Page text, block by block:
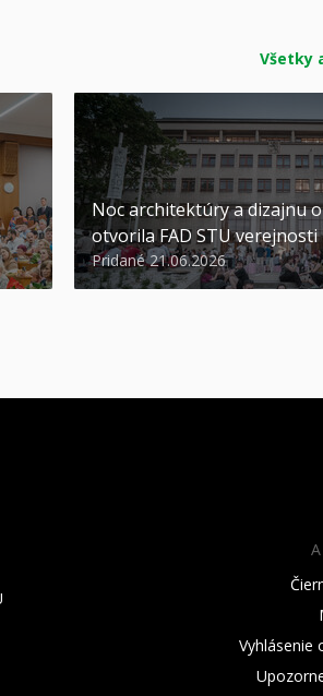
Všetky
Noc architektúry a dizajnu
otvorila FAD STU verejnosti
Pridané 21.06.2026
A
Vyhlásenie